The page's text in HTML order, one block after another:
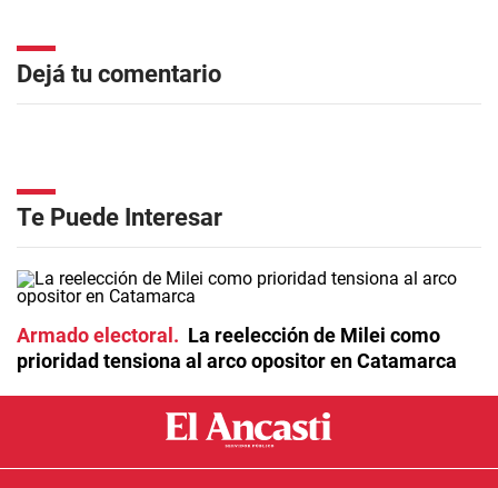
Dejá tu comentario
Te Puede Interesar
Armado electoral
La reelección de Milei como
prioridad tensiona al arco opositor en Catamarca